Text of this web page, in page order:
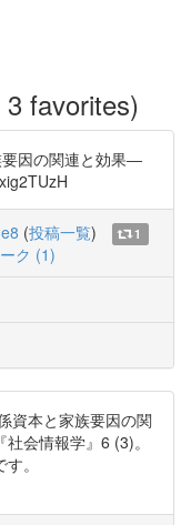
favorites)
要因の関連と効果―
(投稿一覧)
1
ク (1)
資本と家族要因の関
会情報学』6 (3)。
。